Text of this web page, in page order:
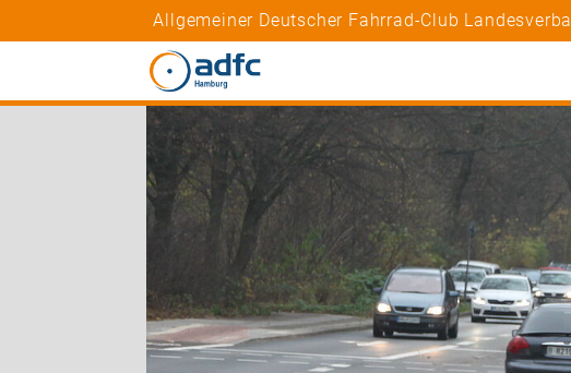
Allgemeiner Deutscher Fahrrad-Club